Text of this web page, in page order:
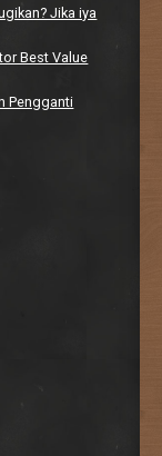
Jika iya
Best Value
Pengganti